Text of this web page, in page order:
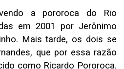
a pororoca do Rio
em 2001 por Jerônimo
Mais tarde, os dois se
que por essa razão
como Ricardo Pororoca.